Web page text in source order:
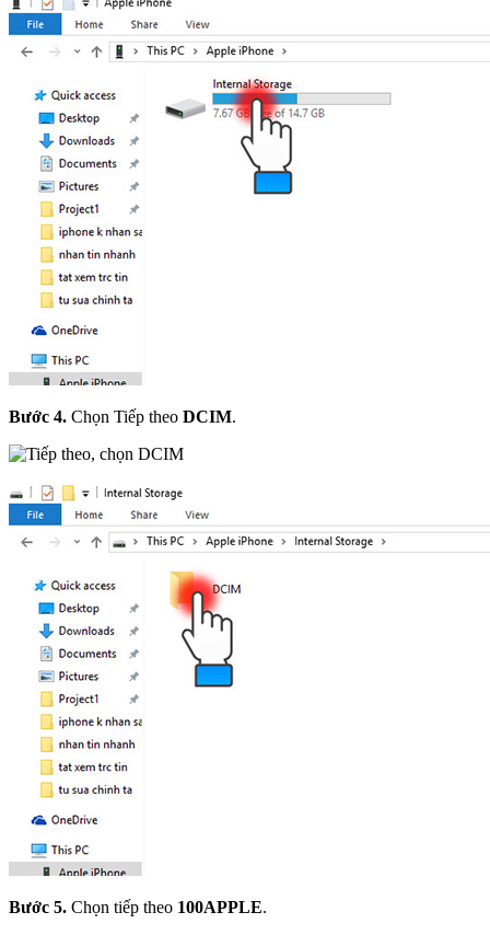
Bước 4. Chọn Tiếp theo DCIM.
Bước 5. Chọn tiếp theo 100APPLE.